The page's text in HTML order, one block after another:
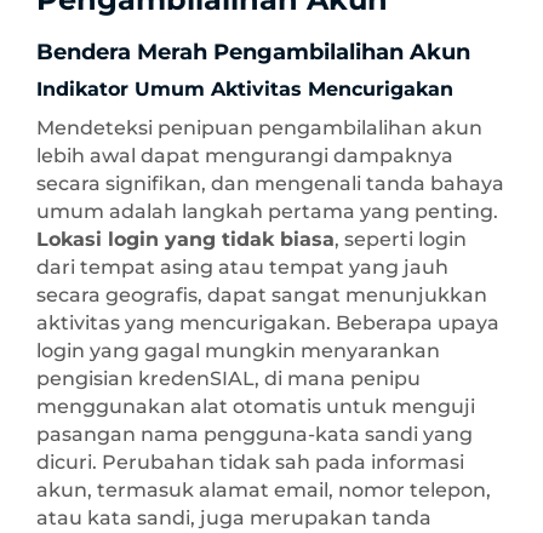
Bendera Merah Pengambilalihan Akun
Indikator Umum Aktivitas Mencurigakan
Mendeteksi penipuan pengambilalihan akun
lebih awal dapat mengurangi dampaknya
secara signifikan, dan mengenali tanda bahaya
umum adalah langkah pertama yang penting.
Lokasi login yang tidak biasa, seperti login
dari tempat asing atau tempat yang jauh
secara geografis, dapat sangat menunjukkan
aktivitas yang mencurigakan. Beberapa upaya
login yang gagal mungkin menyarankan
pengisian kredenSIAL, di mana penipu
menggunakan alat otomatis untuk menguji
pasangan nama pengguna-kata sandi yang
dicuri. Perubahan tidak sah pada informasi
akun, termasuk alamat email, nomor telepon,
atau kata sandi, juga merupakan tanda